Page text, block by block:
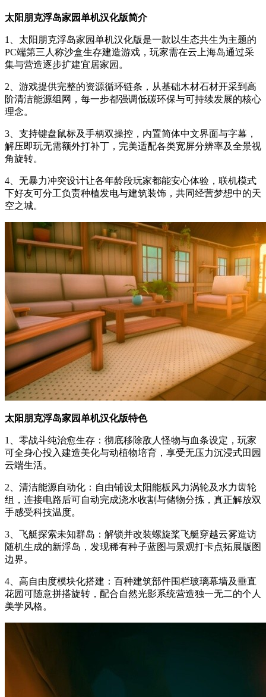
太阳朋克浮岛家园单机汉化版简介
1、太阳朋克浮岛家园单机汉化版是一款以生态共生为主题的
PC端第三人称沙盒生存建造游戏，玩家需在云上海岛通过采
集与营造逐步扩建宜居家园。
2、游戏提供完整的资源循环链条，从基础木材石材开采到高
阶清洁能源组网，每一步都强调低碳环保与可持续发展的核心
理念。
3、支持键盘鼠标及手柄双操控，内置简体中文界面与字幕，
解压即玩无需额外打补丁，完美适配各类宽屏分辨率及全景视
角旋转。
4、无暴力冲突设计让各年龄段玩家都能安心体验，联机模式
下好友可分工负责种植发电与建筑装饰，共同经营梦想中的天
空之城。
太阳朋克浮岛家园单机汉化版特色
1、零战斗纯治愈生存：彻底移除敌人怪物与血条设定，玩家
可全身心投入建造美化与动植物培育，享受无压力沉浸式田园
云端生活。
2、清洁能源自动化：自由铺设太阳能板风力涡轮及水力齿轮
组，连接电路后可自动完成浇水收割与储物分拣，真正解放双
手感受科技温度。
3、飞艇探索未知群岛：解锁并改装螺旋桨飞艇穿越云雾造访
随机生成的新浮岛，发现稀有种子蓝图与景观打卡点拓展版图
边界。
4、高自由度模块化搭建：百种建筑部件围栏玻璃幕墙及垂直
花园可随意拼搭旋转，配合自然光影系统营造独一无二的个人
美学风格。